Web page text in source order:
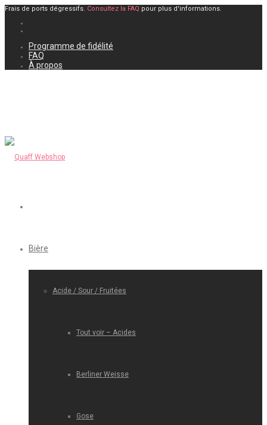
Frais de ports dégressifs. Consultez la FAQ pour plus d'informations.
Programme de fidélité
FAQ
À propos
Bière
Acide / Sour / Fruitées
Tout voir – Acides
Berliner Weisse
Gose